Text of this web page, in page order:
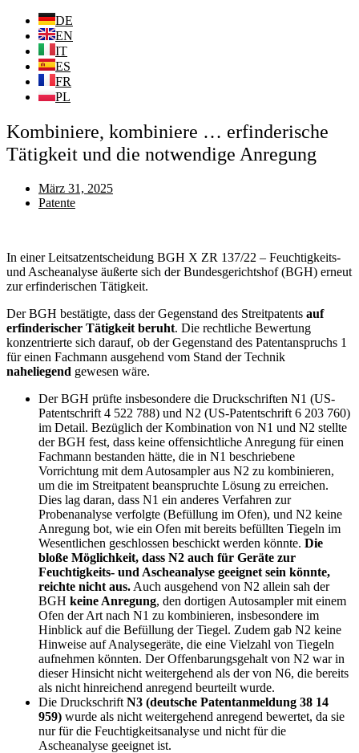
DE
EN
IT
ES
FR
PL
Kombiniere, kombiniere … erfinderische
Tätigkeit und die notwendige Anregung
März 31, 2025
Patente
In einer Leitsatzentscheidung BGH X ZR 137/22 – Feuchtigkeits-
und Ascheanalyse äußerte sich der Bundesgerichtshof (BGH) erneut
zur erfinderischen Tätigkeit.
Der BGH bestätigte, dass der Gegenstand des Streitpatents auf
erfinderischer Tätigkeit beruht. Die rechtliche Bewertung
konzentrierte sich darauf, ob der Gegenstand des Patentanspruchs 1
für einen Fachmann ausgehend vom Stand der Technik
naheliegend gewesen wäre.
Der BGH prüfte insbesondere die Druckschriften N1 (US-
Patentschrift 4 522 788) und N2 (US-Patentschrift 6 203 760)
im Detail. Bezüglich der Kombination von N1 und N2 stellte
der BGH fest, dass keine offensichtliche Anregung für einen
Fachmann bestanden hätte, die in N1 beschriebene
Vorrichtung mit dem Autosampler aus N2 zu kombinieren,
um die im Streitpatent beanspruchte Lösung zu erreichen.
Dies lag daran, dass N1 ein anderes Verfahren zur
Probenanalyse verfolgte (Befüllung im Ofen), und N2 keine
Anregung bot, wie ein Ofen mit bereits befüllten Tiegeln im
Wesentlichen geschlossen beschickt werden könnte. Die
bloße Möglichkeit, dass N2 auch für Geräte zur
Feuchtigkeits- und Ascheanalyse geeignet sein könnte,
reichte nicht aus. Auch ausgehend von N2 allein sah der
BGH keine Anregung, den dortigen Autosampler mit einem
Ofen der Art nach N1 zu kombinieren, insbesondere im
Hinblick auf die Befüllung der Tiegel. Zudem gab N2 keine
Hinweise auf Analysegeräte, die eine Vielzahl von Tiegeln
aufnehmen könnten. Der Offenbarungsgehalt von N2 war in
dieser Hinsicht nicht weitergehend als der von N6, die bereits
als nicht hinreichend anregend beurteilt wurde.
Die Druckschrift N3 (deutsche Patentanmeldung 38 14
959) wurde als nicht weitergehend anregend bewertet, da sie
nur für die Feuchtigkeitsanalyse und nicht für die
Ascheanalyse geeignet ist.